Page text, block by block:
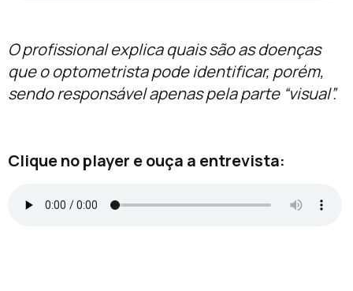
O profissional explica quais são as doenças
que o optometrista pode identificar, porém,
sendo responsável apenas pela parte “visual”.
Clique no player e ouça a entrevista: